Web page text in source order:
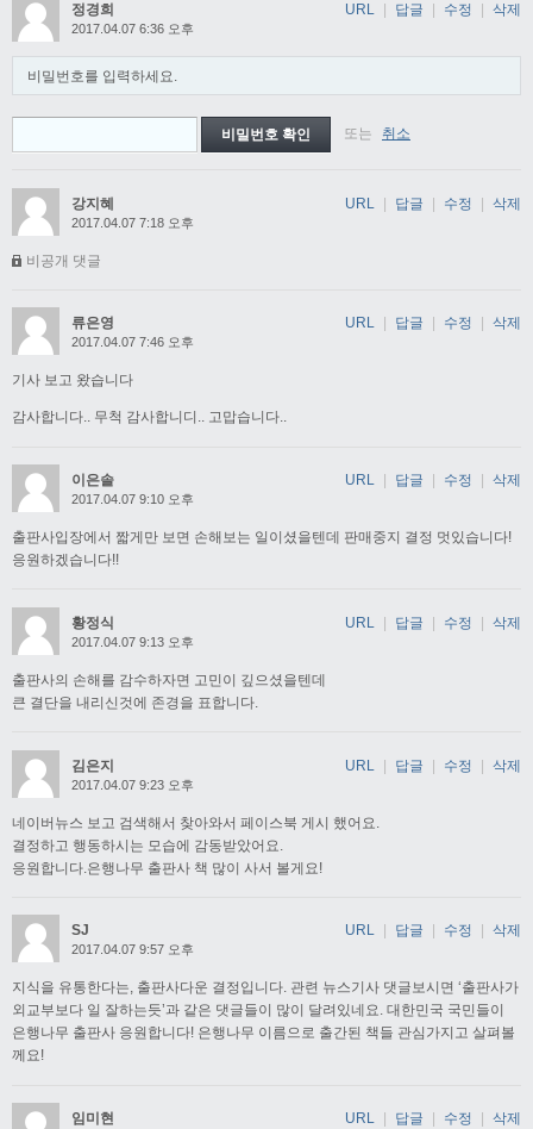
정경희
2017.04.07 6:36 오후
비밀번호를 입력하세요.
또는 취소
URL 답글 수정 삭제
강지혜
2017.04.07 7:18 오후
비공개 댓글
URL | 답글 | 수정 | 삭제
류은영
2017.04.07 7:46 오후
기사 보고 왔습니다
감사합니다.. 무척 감사합니디.. 고맙습니다..
URL 답글 수정 삭제
이은솔
2017.04.07 9:10 오후
출판사입장에서 짧게만 보면 손해보는 일이셨을텐데 판매중지 결정 멋있습니다!
응원하겠습니다!!
URL 답글 수정 삭제
황정식
2017.04.07 9:13 오후
출판사의 손해를 감수하자면 고민이 깊으셨을텐데
큰 결단을 내리신것에 존경을 표합니다.
URL | 답글 | 수정 | 삭제
김은지
2017.04.07 9:23 오후
네이버뉴스 보고 검색해서 찾아와서 페이스북 게시 했어요.
결정하고 행동하시는 모습에 감동받았어요.
응원합니다.은행나무 출판사 책 많이 사서 볼게요!
URL | 답글 | 수정 | 삭제
SJ
2017.04.07 9:57 오후
지식을 유통한다는, 출판사다운 결정입니다. 관련 뉴스기사 댓글보시면 ‘출판사가
외교부보다 일 잘하는듯’과 같은 댓글들이 많이 달려있네요. 대한민국 국민들이
은행나무 출판사 응원합니다! 은행나무 이름으로 출간된 책들 관심가지고 살펴볼
께요!
URL 답글 수정 삭제
임미현 URL 답글 수정 삭제